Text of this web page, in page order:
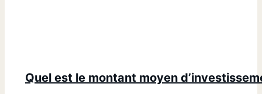
Quel est le montant moyen